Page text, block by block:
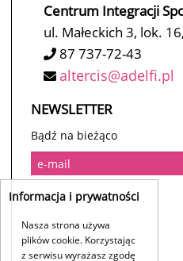
Centrum Integracji
ul. Małeckich 3, lok.
87 737-72-43
altercis@adelfi.pl
NEWSLETTER
Bądź na bieżąco
Informacja i prywatności
Nasza strona używa
plików cookie. Korzystając
z serwisu wyrażasz zgodę